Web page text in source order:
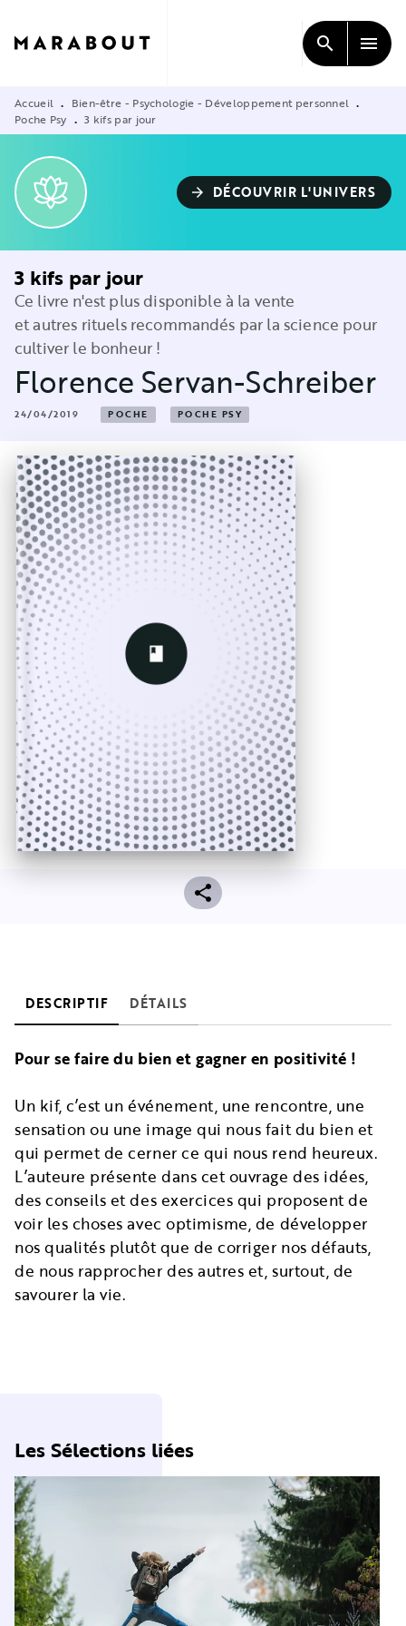
CONTENU
search menu
Accueil • Bien-être - Psychologie - Développement personnel •
Poche Psy • 3 kifs par jour
arrow_forward DÉCOUVRIR L'UNIVERS
3 kifs par jour
Ce livre n'est plus disponible à la vente
et autres rituels recommandés par la science pour
cultiver le bonheur !
Florence Servan-Schreiber
24/04/2019 POCHE POCHE PSY
DESCRIPTIF DÉTAILS
Pour se faire du bien et gagner en positivité !
Un kif, c’est un événement, une rencontre, une
sensation ou une image qui nous fait du bien et
qui permet de cerner ce qui nous rend heureux.
L’auteure présente dans cet ouvrage des idées,
des conseils et des exercices qui proposent de
voir les choses avec optimisme, de développer
nos qualités plutôt que de corriger nos défauts,
de nous rapprocher des autres et, surtout, de
savourer la vie.
Les Sélections liées